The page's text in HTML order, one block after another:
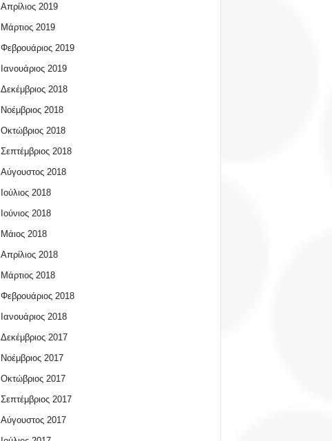
Απρίλιος 2019
Μάρτιος 2019
Φεβρουάριος 2019
Ιανουάριος 2019
Δεκέμβριος 2018
Νοέμβριος 2018
Οκτώβριος 2018
Σεπτέμβριος 2018
Αύγουστος 2018
Ιούλιος 2018
Ιούνιος 2018
Μάιος 2018
Απρίλιος 2018
Μάρτιος 2018
Φεβρουάριος 2018
Ιανουάριος 2018
Δεκέμβριος 2017
Νοέμβριος 2017
Οκτώβριος 2017
Σεπτέμβριος 2017
Αύγουστος 2017